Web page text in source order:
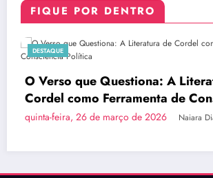
FIQUE POR DENTRO
Brasília Inova com a
do País em Ônibus a
quinta-feira, 26 de março de